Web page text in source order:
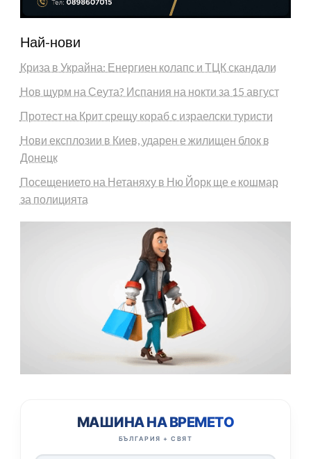
Най-нови
Криза в Украйна: Енергиен колапс и ТЦК скандали
Нов щурм на Сеута? Испания на нокти за 15 август
Протест на Крит срещу кораб с израелски туристи
Нови експлозии в Киев, ударен е жилищен блок в
Донецк
Посещението на Нетаняху в Ню Йорк ще e кошмар
за полицията
МАШИНА НА ВРЕМЕТО
БЪЛГАРИЯ + СВЯТ